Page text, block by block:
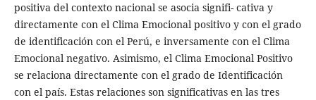
positiva del contexto nacional se asocia signifi- cativa y
directamente con el Clima Emocional positivo y con el grado
de identificación con el Perú, e inversamente con el Clima
Emocional negativo. Asimismo, el Clima Emocional Positivo
se relaciona directamente con el grado de Identificación
con el país. Estas relaciones son significativas en las tres